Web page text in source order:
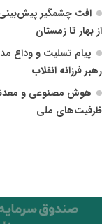
از بهار تا زمستان
پیام تسلیت و وداع
رهبر فرزانه انقلاب
هوش مصنوعی و
ظرفیت‌های ملی